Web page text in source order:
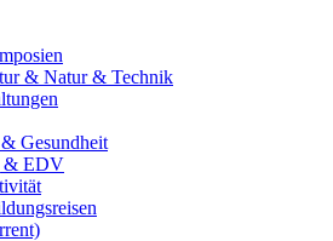
& Natur & Technik
Gesundheit
& EDV